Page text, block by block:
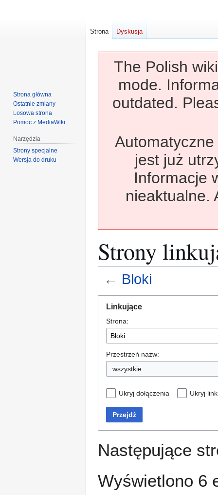
The Polish
mode.
outdated.
jest już
Informacje
nieaktualne.
Strony
← Bloki
nawigacji
wyszukiwania
Linkujące
Strona:
Przestrzeń nazw:
wszystkie
Ukryj dołączenia Ukryj
Przejdź
Następujące
Wyświetlono 6
Strona Dyskusja
Strona główna
Ostatnie zmiany
Losowa strona
Pomoc z MediaWiki
Narzędzia
Strony specjalne
Wersja do druku